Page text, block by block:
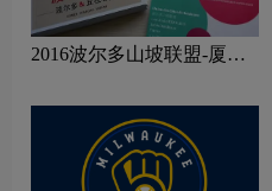
2016波尔多山坡联盟-厦门